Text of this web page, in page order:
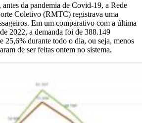
da pandemia de Covid-19, a Rede
Coletivo (RMTC) registrava uma
Em um comparativo com a última
2022, a demanda foi de 388.149
25,6% durante todo o dia, ou seja, menos
de ser feitas ontem no sistema.